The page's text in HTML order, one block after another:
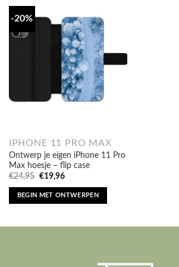
-20%
IPHONE 11 PRO MAX
Ontwerp je eigen iPhone 11 Pro
Max hoesje – flip case
€24,95 Oorspronkelijke
was:
€24,95.
€19,96Huidige
is:
€19,96.
BEGIN MET ONTWERPEN